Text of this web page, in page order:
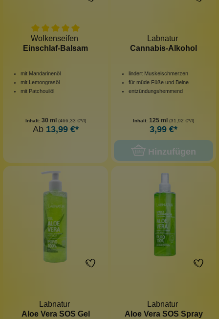
Wolkenseifen
Einschlaf-Balsam
mit Mandarinenöl
mit Lemongrasöl
mit Patchouliöl
Inhalt: 30 ml (466,33 €*/l)
Ab 13,99 €*
Labnatur
Cannabis-Alkohol
lindert Muskelschmerzen
für müde Füße und Beine
entzündungshemmend
Inhalt: 125 ml (31,92 €*/l)
3,99 €*
Hinzufügen
Labnatur
Aloe Vera SOS Gel
Labnatur
Aloe Vera SOS Spray